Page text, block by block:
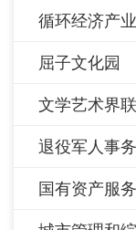
循环经济产
屈子文化园
文学艺术界
退役军人事
国有资产服